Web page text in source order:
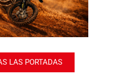
LAS PORTADAS